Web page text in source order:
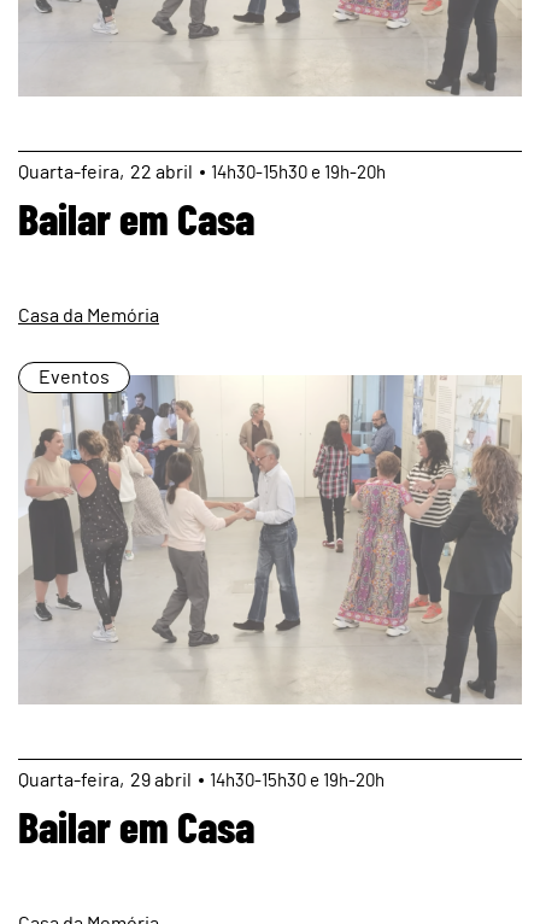
page22 abril
Quarta 14h30-15h30 e 19h-20h
Bailar em Casa
Casa da Memória
Eventos
page29abril
Quarta 14h30-15h30 e 19h-20h
Bailar em Casa